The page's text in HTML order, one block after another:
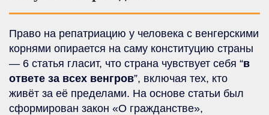
Право на репатриацию у человека с венгерскими
корнями опирается на саму конституцию страны
— 6 статья гласит, что страна чувствует себя “в
ответе за всех венгров”, включая тех, кто
живёт за её пределами. На основе статьи был
сформирован закон «О гражданстве»,